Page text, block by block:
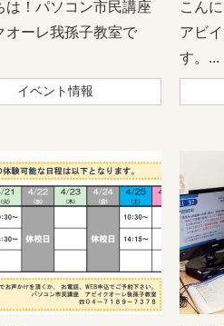
は！パソコン市民講座
オーレ我孫子教室で
イベント情報
こん
アビ
す。...